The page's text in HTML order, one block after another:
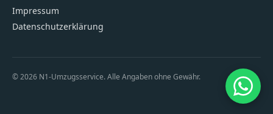
Impressum
Datenschutzerklärung
©2026 N1-Umzugsservice. Alle Angaben ohne Gewähr.